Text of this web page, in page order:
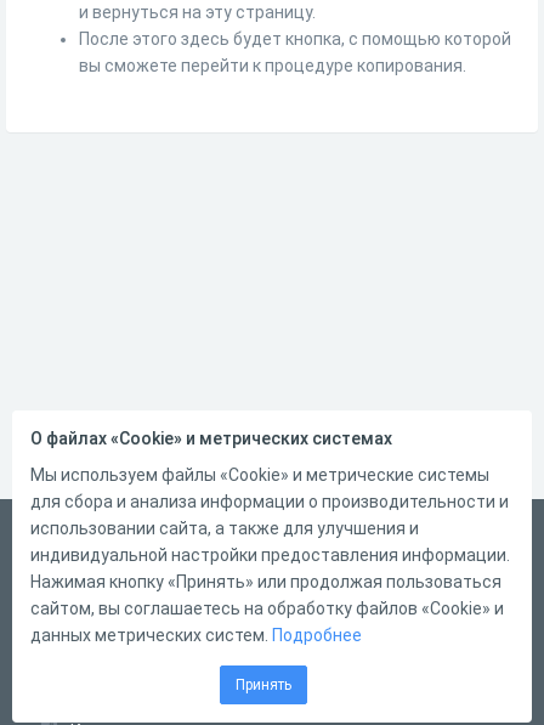
и вернуться на эту страницу.
После этого здесь будет кнопка, с помощью которой
вы сможете перейти к процедуре копирования.
Русский
Справка
Форма обратной связи
О файлах «Cookie» и метрических системах
Мы используем файлы «Cookie» и метрические системы
для сбора и анализа информации о производительности и
использовании сайта, а также для улучшения и
индивидуальной настройки предоставления информации.
Нажимая кнопку «Принять» или продолжая пользоваться
сайтом, вы соглашаетесь на обработку файлов «Cookie» и
данных метрических систем. Подробнее
Принять